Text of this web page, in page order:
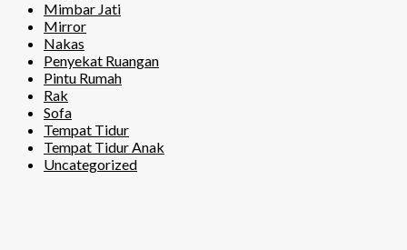
Mimbar Jati
Mirror
Nakas
Penyekat Ruangan
Pintu Rumah
Rak
Sofa
Tempat Tidur
Tempat Tidur Anak
Uncategorized